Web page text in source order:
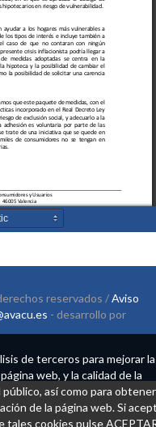
reservados /Aviso
- desarrollo por
de terceros para mejorar la
web, y la calidad de la
así como para obtener
de la página web. Si
tales cookies pulse